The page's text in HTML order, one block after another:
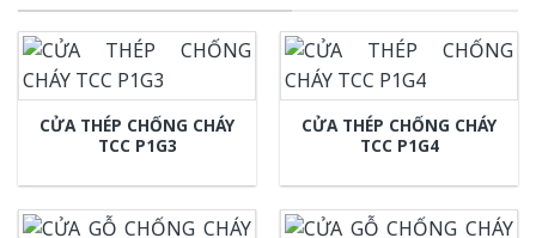
CỬA THÉP CHỐNG CHÁY
TCC P1G3
CỬA THÉP CHỐNG CHÁY
TCC P1G4